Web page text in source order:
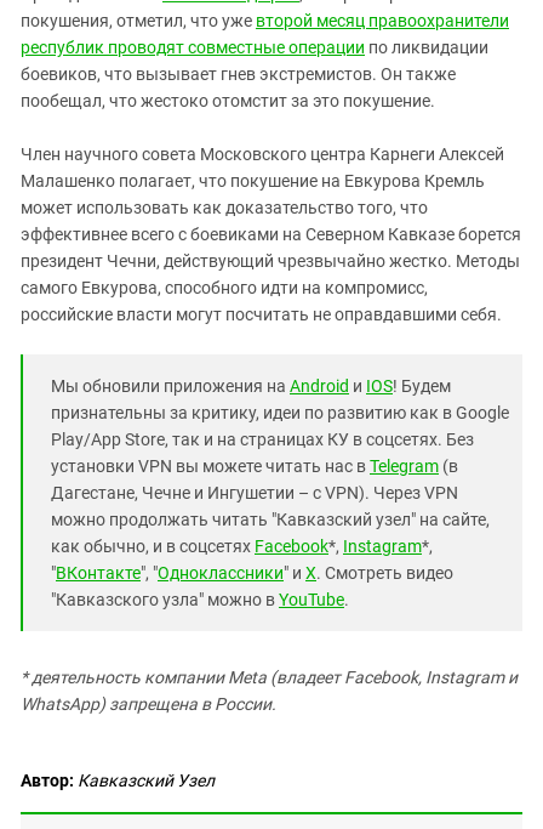
покушения, отметил, что уже второй месяц правоохранители
республик проводят совместные операции по ликвидации
боевиков, что вызывает гнев экстремистов. Он также
пообещал, что жестоко отомстит за это покушение.
Член научного совета Московского центра Карнеги Алексей
Малашенко полагает, что покушение на Евкурова Кремль
может использовать как доказательство того, что
эффективнее всего с боевиками на Северном Кавказе борется
президент Чечни, действующий чрезвычайно жестко. Методы
самого Евкурова, способного идти на компромисс,
российские власти могут посчитать не оправдавшими себя.
Мы обновили приложения на Android и IOS! Будем
признательны за критику, идеи по развитию как в Google
Play/App Store, так и на страницах КУ в соцсетях. Без
установки VPN вы можете читать нас вTelegram (в
Дагестане, Чечне и Ингушетии – с VPN). Через VPN
можно продолжать читать "Кавказский узел" на сайте,
как обычно, и в соцсетях Facebook*, Instagram*,
"ВКонтакте", "Одноклассники" и X. Смотреть видео
"Кавказского узла" можно вYouTube.
* деятельность компании Meta (владеет Facebook, Instagram и
WhatsApp) запрещена в России.
Автор: Кавказский Узел